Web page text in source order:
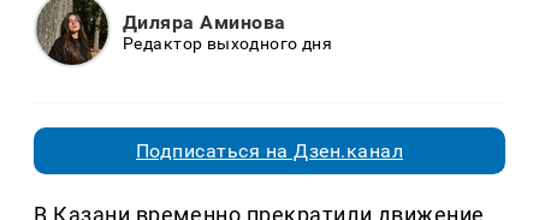
Диляра Аминова
Редактор выходного дня
Подписаться на Дзен.канал
В Казани временно прекратили движение